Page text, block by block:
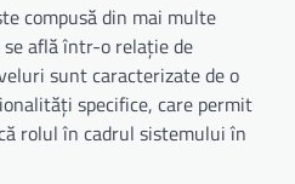
compusă din mai multe
află într-o relație de
sunt caracterizate de o
specifice, care permit
rolul în cadrul sistemului în